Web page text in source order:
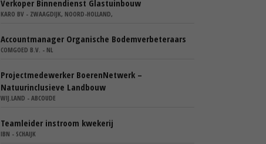
Verkoper Binnendienst Glastuinbouw
KARO BV - ZWAAGDIJK, NOORD-HOLLAND,
Accountmanager Organische Bodemverbeteraars
COMGOED B.V. - NL
Projectmedewerker BoerenNetwerk –
Natuurinclusieve Landbouw
WIJ.LAND - ABCOUDE
Teamleider instroom kwekerij
IBN - SCHAIJK